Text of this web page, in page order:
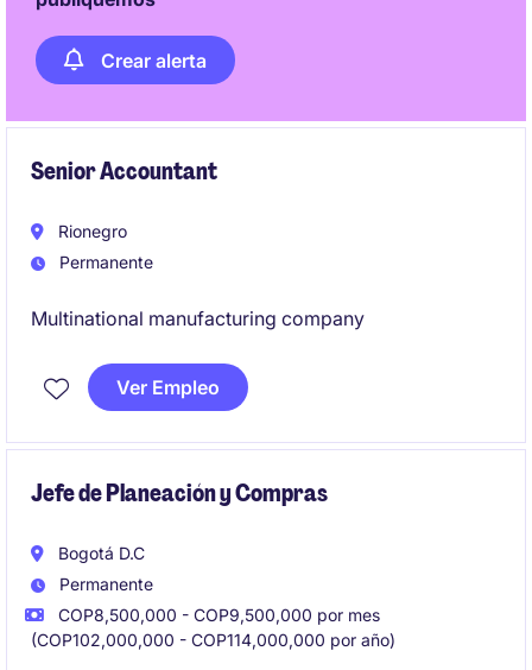
Crear alerta
Senior Accountant
Rionegro
Permanente
Multinational manufacturing company
Ver Empleo
Jefe de Planeación y Compras
Bogotá D.C
Permanente
COP8,500,000 - COP9,500,000 por mes
(COP102,000,000 - COP114,000,000 por año)